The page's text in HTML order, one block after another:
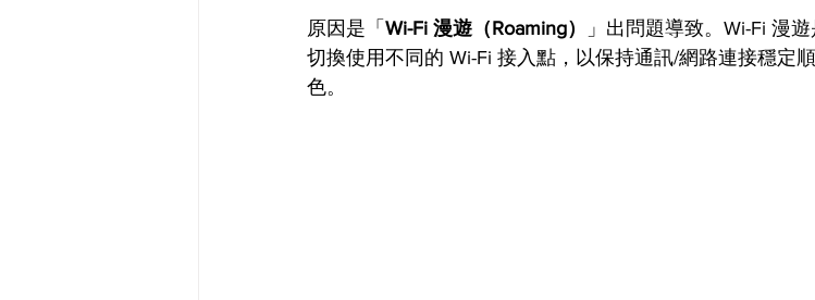
原因是「 Wi-Fi 漫遊（Roaming）
」出問題導致。Wi-Fi 漫
切換使用不同的 Wi-Fi 接入點，以保持通訊/網路連接穩定
色。